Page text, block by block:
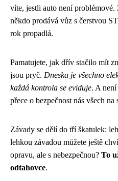
víte, jestli auto není problémové.
někdo prodává vůz s čerstvou
rok propadlá.
Pamatujete, jak dřív stačilo mít
jsou pryč. Dneska je všechno
každá kontrola se eviduje. A
přece o bezpečnost nás všech na
Závady se dělí do tří škatulek:
lehkou závadou můžete ještě
opravu, ale s nebezpečnou? To
odtahovce.